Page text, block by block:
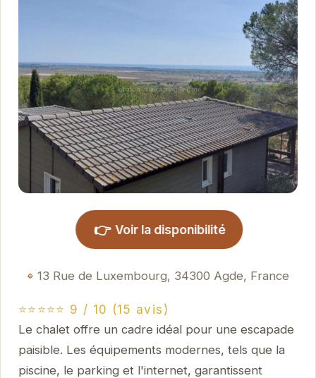
👉 Voir la disponibilité
13 Rue de Luxembourg, 34300 Agde, France
⭐⭐⭐⭐⭐ 9 / 10 (15 avis)
Le chalet offre un cadre idéal pour une escapade
paisible. Les équipements modernes, tels que la
piscine, le parking et l'internet, garantissent